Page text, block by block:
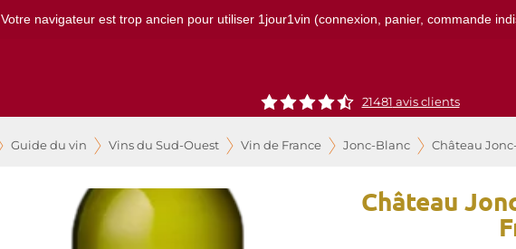
Votre navigateur est trop ancien pour utiliser 1jour1vin (connexion, panier, commande
21481 avis clients
Guide du vin Vins du Sud-Ouest Vin de France Jonc-Blanc Château
Château